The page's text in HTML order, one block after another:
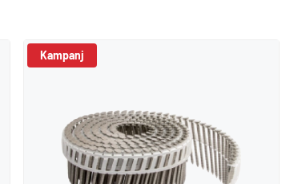
Kampanj